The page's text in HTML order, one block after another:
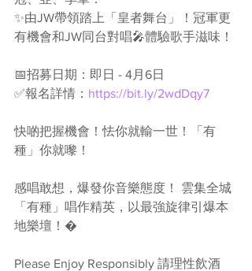
✨由JW帶領踏上「皇者舞台」！冠軍更
有機會和JW同台對唱🎤體驗歌手滋味！
📅招募日期：即日 - 4月6日
✅報名詳情： https://bit.ly/2wdDqy7
快啲把握機會！怯你就輸一世！「有
種」你就嚟！
感唱敢想，爆發你音樂態度！ 雲集全城
「有種」唱作精英，以最強旋律引爆本
地樂壇！�
Please Enjoy Responsibly 請理性飲酒